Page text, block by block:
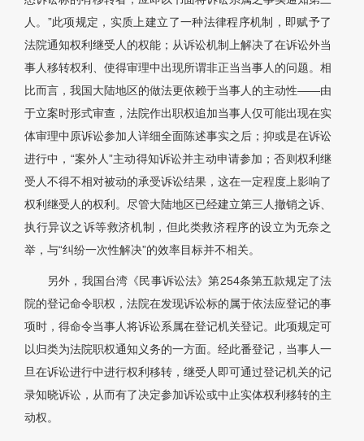
人。”此项规定，实质上建立了一种法律程序机制，即赋予了
法院通知权利继受人的权能；从诉讼机制上解决了在诉讼外当
事人移转权利、使得审理中出现所谓非正当当事人的问题。相
比而言，我国大陆地区的做法更依赖于当事人的主动性——由
于立案时形式审查，法院作出职权追加当事人仅可能出现在实
体审理中原诉讼参加人详细全面陈述事实之后；抑或是在诉讼
进行中，“案外人”主动得知诉讼并主动申请参加；否则权利继
受人不得不相对被动的承受诉讼结果，这在一定程度上影响了
权利继受人的权利。尽管大陆地区已经建立第三人撤销之诉、
执行异议之诉等救济机制，但此类救济程序的设立为无奈之
举，与“纠纷一次性解决”的效率目标并不相关。
另外，我国台湾《民事诉讼法》第254条第五款规定了法
院的登记命令职权，法院在发现诉讼标的属于依法应登记的事
项时，得命令当事人将诉讼系属在登记机关登记。此项规定可
以归类为法院职权通知义务的一方面。经此番登记，当事人一
旦在诉讼进行中进行权利移转，继受人即可通过登记机关的记
录知晓诉讼，从而有了决定参加诉讼或中止实体权利移转的主
动权。